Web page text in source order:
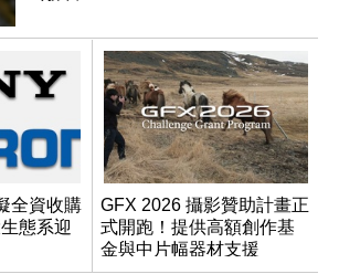
全資收購
態系迎
GFX 2026 攝影贊助計畫正
式開跑！提供高額創作基
金與中片幅器材支援